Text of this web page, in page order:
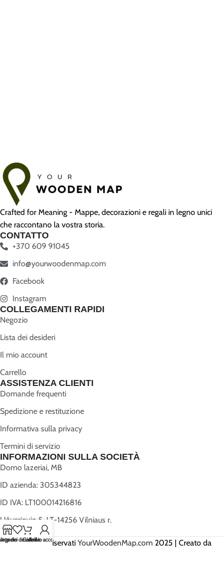
Crafted for Meaning - Mappe, decorazioni e regali in legno unici
che raccontano la vostra storia.
CONTATTO
+370 609 91045
info@yourwoodenmap.com
Facebook
Instagram
COLLEGAMENTI RAPIDI
Negozio
Lista dei desideri
Il mio account
Carrello
ASSISTENZA CLIENTI
Domande frequenti
Spedizione e restituzione
Informativa sulla privacy
Termini di servizio
INFORMAZIONI SULLA SOCIETÀ
Domo lazeriai, MB
ID azienda: 305344823
ID IVA: LT100014216816
Užugriovio 5, LT-14256 Vilniaus r.
Tutti i diritti riservati YourWoodenMap.com 2025 | Creato da
dei desideri
Carrello
Il mio account